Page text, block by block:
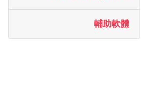
輔助軟體